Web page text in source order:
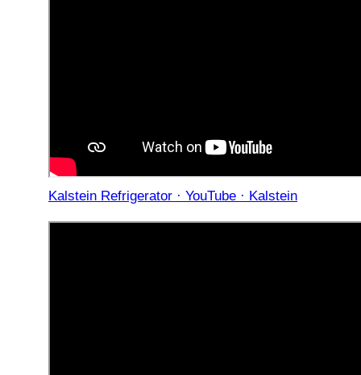
Kalstein Refrigerator · YouTube · Kalstein